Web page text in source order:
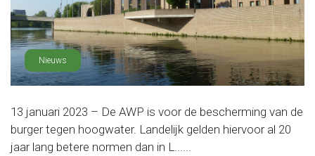
Nieuws
13 januari 2023 – De AWP is voor de bescherming van de
burger tegen hoogwater. Landelijk gelden hiervoor al 20
jaar lang betere normen dan in L......